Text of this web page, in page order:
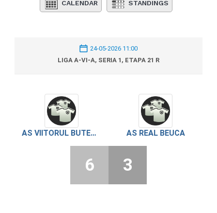
CALENDAR STANDINGS
24-05-2026 11:00
LIGA A-VI-A, SERIA 1, ETAPA 21 R
AS VIITORUL BUTESTI AS REAL BEUCA
6 3